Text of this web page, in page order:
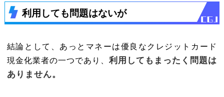
利用しても問題はないが
結論として、あっとマネーは優良なクレジットカード
現金化業者の一つであり、 利用してもまったく問題は
ありません。